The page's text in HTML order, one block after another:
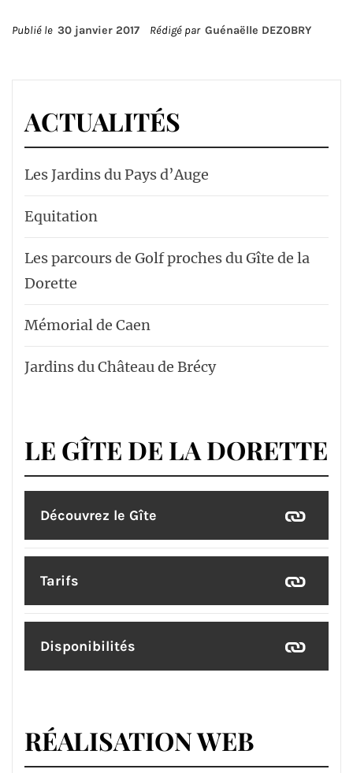
Publié le 30 janvier 2017 Rédigé par Guénaëlle DEZOBRY
ACTUALITÉS
Les Jardins du Pays d’Auge
Equitation
Les parcours de Golf proches du Gîte de la
Dorette
Mémorial de Caen
Jardins du Château de Brécy
LE GÎTE DE LA DORETTE
Découvrez le Gîte
Tarifs
Disponibilités
RÉALISATION WEB